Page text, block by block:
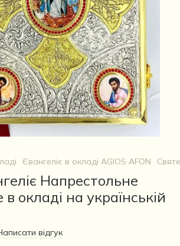
Євангеліє в окладі AGIOS AFON
Напрестольне
окладі на українській
відгук